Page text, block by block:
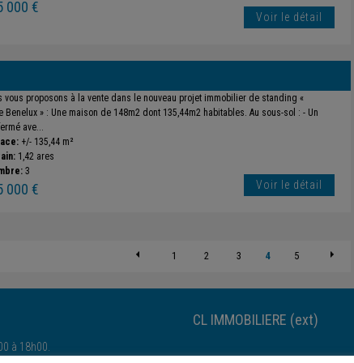
000 €
Voir le détail
vous proposons à la vente dans le nouveau projet immobilier de standing «
Benelux » : Une maison de 148m2 dont 135,44m2 habitables. Au sous-sol : - Un
ave...
+/- 135,44 m²
1,42 ares
3
000 € Voir le détail
1 2 3 4 5
à 18h00.
CL IMMOBILIERE (ext)